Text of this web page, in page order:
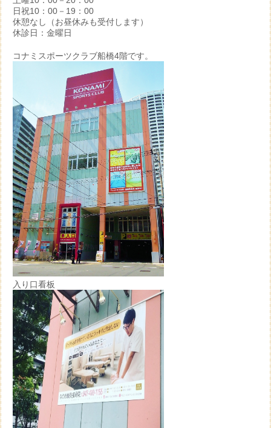
日祝10：00－19：00
休憩なし（お昼休みも受付します）
休診日：金曜日
コナミスポーツクラブ船橋4階です。
入り口看板